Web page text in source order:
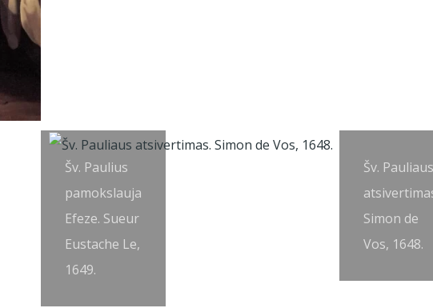
Šv. Paulius
pamokslauja
Efeze. Sueur
Eustache Le,
1649.
Šv. Pauliaus
Simon de
Vos, 1648.